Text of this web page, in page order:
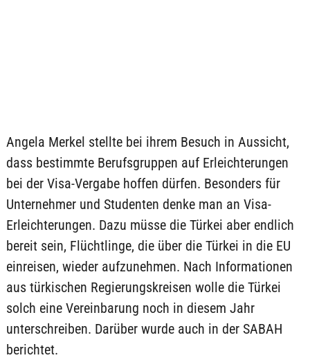
Angela Merkel stellte bei ihrem Besuch in Aussicht,
dass bestimmte Berufsgruppen auf Erleichterungen
bei der Visa-Vergabe hoffen dürfen. Besonders für
Unternehmer und Studenten denke man an Visa-
Erleichterungen. Dazu müsse die Türkei aber endlich
bereit sein, Flüchtlinge, die über die Türkei in die EU
einreisen, wieder aufzunehmen. Nach Informationen
aus türkischen Regierungskreisen wolle die Türkei
solch eine Vereinbarung noch in diesem Jahr
unterschreiben. Darüber wurde auch in der SABAH
berichtet.